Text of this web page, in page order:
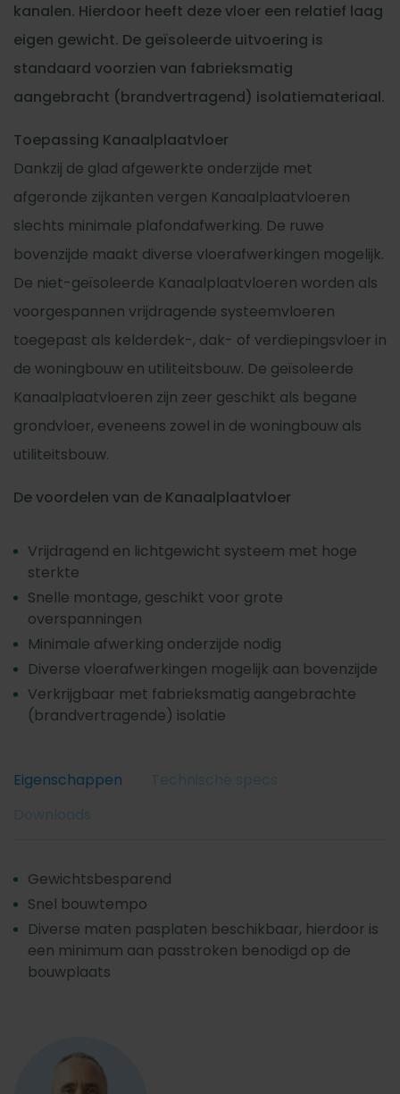
kanalen. Hierdoor heeft deze vloer een relatief laag
eigen gewicht. De geïsoleerde uitvoering is
standaard voorzien van fabrieksmatig
aangebracht (brandvertragend) isolatiemateriaal.
Toepassing Kanaalplaatvloer
Dankzij de glad afgewerkte onderzijde met
afgeronde zijkanten vergen Kanaalplaatvloeren
slechts minimale plafondafwerking. De ruwe
bovenzijde maakt diverse vloerafwerkingen mogelijk.
De niet-geïsoleerde Kanaalplaatvloeren worden als
voorgespannen vrijdragende systeemvloeren
toegepast als kelderdek-, dak- of verdiepingsvloer in
de woningbouw en utiliteitsbouw. De geïsoleerde
Kanaalplaatvloeren zijn zeer geschikt als begane
grondvloer, eveneens zowel in de woningbouw als
utiliteitsbouw.
De voordelen van de Kanaalplaatvloer
Vrijdragend en lichtgewicht systeem met hoge
sterkte
Snelle montage, geschikt voor grote
overspanningen
Minimale afwerking onderzijde nodig
Diverse vloerafwerkingen mogelijk aan bovenzijde
Verkrijgbaar met fabrieksmatig aangebrachte
(brandvertragende) isolatie
Eigenschappen
Gewichtsbesparend
Snel bouwtempo
Diverse maten pasplaten beschikbaar, hierdoor is
een minimum aan passtroken benodigd op de
bouwplaats